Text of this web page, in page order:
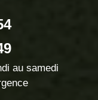
au samedi